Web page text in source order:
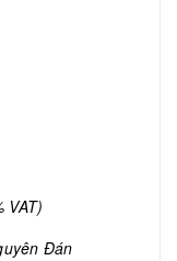
VAT)
Đán